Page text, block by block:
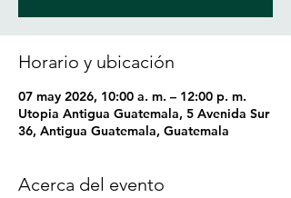
Horario y ubicación
07 may 2026, 10:00 a. m. – 12:00 p. m.
Utopia Antigua Guatemala, 5 Avenida Sur
36, Antigua Guatemala, Guatemala
Acerca del evento